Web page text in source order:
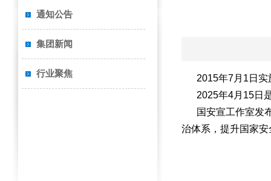
通知公告
集团新闻
行业聚焦
2015年7月1日
2025年4月15日
国安宣工作室发
治体系，提升国家